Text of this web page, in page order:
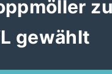
gewählt